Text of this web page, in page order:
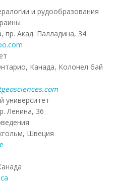
и рудообразования
пр. Акад. Палладина, 34
Канада, Колонел бай
университет
Ленина, 36
Швеция